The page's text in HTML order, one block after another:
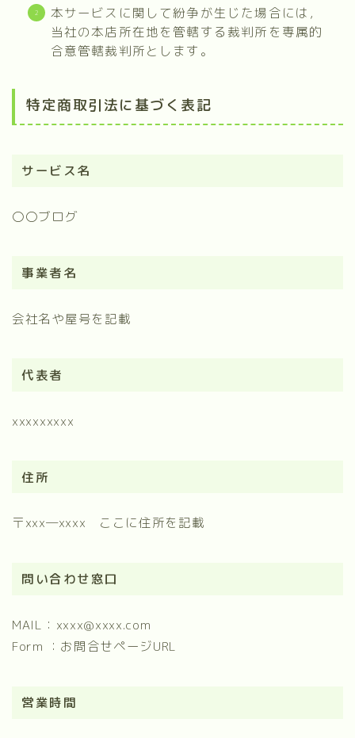
本サービスに関して紛争が生じた場合には，
当社の本店所在地を管轄する裁判所を専属的
合意管轄裁判所とします。
特定商取引法に基づく表記
サービス名
〇〇ブログ
事業者名
会社名や屋号を記載
代表者
xxxxxxxxx
住所
〒xxx―xxxx ここに住所を記載
問い合わせ窓口
MAIL：xxxx@xxxx.com
Form ：お問合せページURL
営業時間